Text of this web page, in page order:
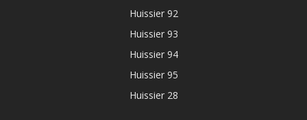
Huissier 92
Huissier 93
Huissier 94
Huissier 95
Huissier 28